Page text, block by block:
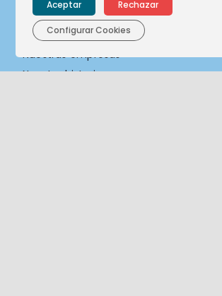
Nuestras empresas
Nuestra historia
Aceptar Rechazar
Configurar Cookies